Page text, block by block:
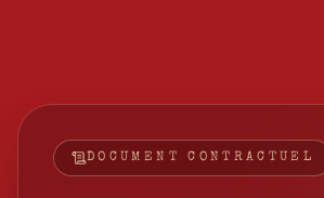
DOCUMENT CONTRACTUEL